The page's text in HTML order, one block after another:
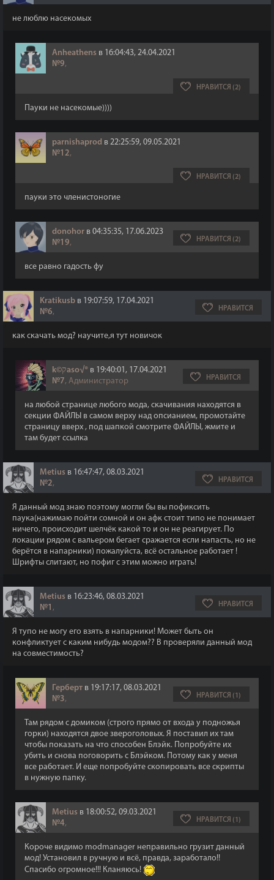
не люблю насекомых
Anheathens в 16:04:43, 24.04.2021
№9,
НРАВИТСЯ (2)
Пауки не насекомые))))
parnishaprod в 22:25:59, 09.05.2021
№12,
НРАВИТСЯ (2)
пауки это членистоногие
donohor в 04:35:35, 17.06.2023
№19, НРАВИТСЯ (2)
все равно гадость фу
Kratikusb в 19:07:59, 17.04.2021
№6, НРАВИТСЯ
как скачать мод? научите,я тут новичок
k©קaso√® в 19:40:01, 17.04.2021
№7, Администратор НРАВИТСЯ
на любой странице любого мода, скачивания находятся в
секции ФАЙЛЫ в самом верху над опсианием, промотайте
страницу вверх , под шапкой смотрите ФАЙЛЫ, жмите и
там будет ссылка
Metius в 16:47:47, 08.03.2021
№2, НРАВИТСЯ
Я данный мод знаю поэтому могли бы вы пофиксить
паука(нажимаю пойти сомной и он афк стоит типо не понимает
ничего, происходит шелчёк какой то и он не реагирует. По
локации рядом с вальером бегает сражается если напасть, но не
берётся в напарники) пожалуйста, всё остальное работает !
Шрифты слитают, но пофиг с этим можно играть!
Metius в 16:23:46, 08.03.2021
№1 , НРАВИТСЯ
Я тупо не могу его взять в напарники! Может быть он
конфликтует с каким нибудь модом?? В проверяли данный мод
на совместимость?
Герберт в 19:17:17, 08.03.2021
№3, НРАВИТСЯ (1)
Там рядом с домиком (строго прямо от входа у подножья
горки) находятся двое звероголовых. Я поставил их там
чтобы показать на что способен Блэйк. Попробуйте их
убить и снова поговорить с Блэйком. Потому как у меня
все работает. И еще попробуйте скопировать все скрипты
в нужную папку.
Metius в 18:00:52, 09.03.2021
№4, НРАВИТСЯ (1)
Короче видимо modmanager неправильно грузит данный
мод! Установил в ручную и всё, правда, заработало!!
Спасибо огромное!!! Кланяюсь!